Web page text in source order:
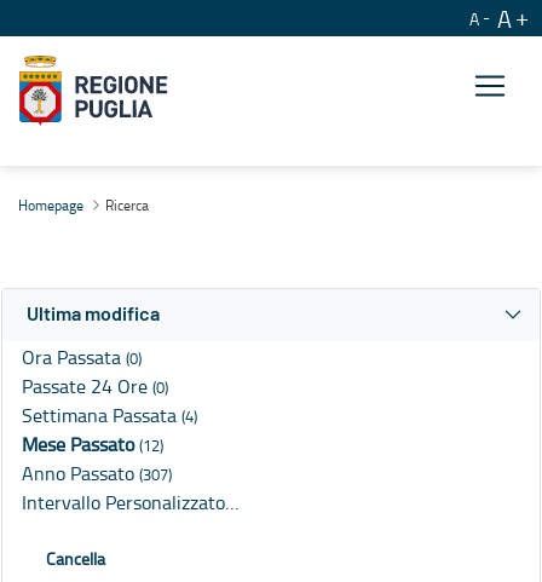
A A
Homepage Ricerca
Ultima modifica
Ora Passata (0)
Passate 24 Ore (0)
Settimana Passata (4)
Mese Passato(12)
Anno Passato (307)
Intervallo Personalizzato…
Cancella